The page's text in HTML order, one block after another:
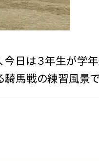
今日は３年生が学
馬戦の練習風景で